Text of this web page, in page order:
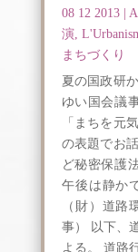
08 12 2013|
演,
まちづくり
夏の国政研
ゆい国会議
「まちを元
の表題でお
ど秘密保護
午後は静か
（財）道路
事） 以下、
よる。 道路